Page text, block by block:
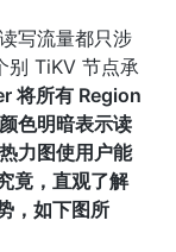
写流量都只涉
别 TiKV 节点承
将所有 Region
色明暗表示读
力图使用户能
竟，直观了解
，如下图所